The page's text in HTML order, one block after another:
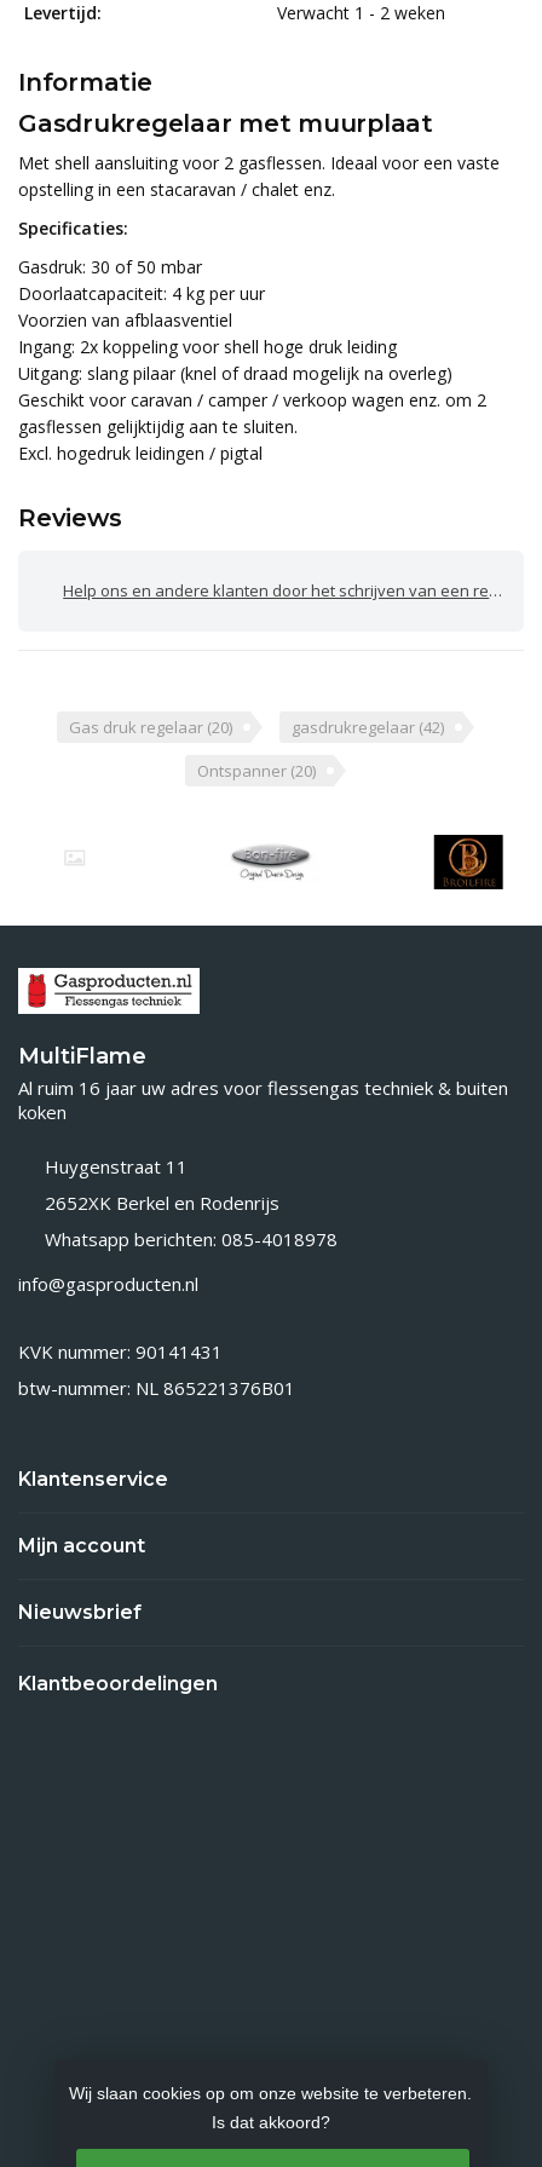
Levertijd:
Verwacht 1 - 2 weken
Informatie
Gasdrukregelaar met muurplaat
Met shell aansluiting voor 2 gasflessen. Ideaal voor een vaste
opstelling in een stacaravan / chalet enz.
Specificaties:
Gasdruk: 30 of 50 mbar
Doorlaatcapaciteit: 4 kg per uur
Voorzien van afblaasventiel
Ingang: 2x koppeling voor shell hoge druk leiding
Uitgang: slang pilaar (knel of draad mogelijk na overleg)
Geschikt voor caravan / camper / verkoop wagen enz. om 2
gasflessen gelijktijdig aan te sluiten.
Excl. hogedruk leidingen / pigtal
Reviews
Help ons en andere klanten door het schrijven van een review
Gas druk regelaar (20) gasdrukregelaar (42)
Ontspanner (20)
MultiFlame
Al ruim 16 jaar uw adres voor flessengas techniek & buiten
koken
Huygenstraat 11
2652XK Berkel en Rodenrijs
Whatsapp berichten: 085-4018978
info@gasproducten.nl
KVK nummer: 90141431
btw-nummer: NL 865221376B01
Klantenservice
Mijn account
Nieuwsbrief
Klantbeoordelingen
Wij slaan cookies op om onze website te verbeteren.
Is dat akkoord?